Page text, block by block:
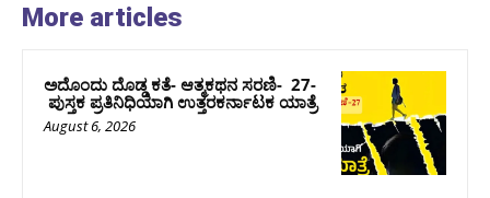
More articles
ಅದೊಂದು ದೊಡ್ಡ ಕತೆ- ಆತ್ಮಕಥನ ಸರಣಿ- 27-
ಪುಸ್ತಕ ಪ್ರತಿನಿಧಿಯಾಗಿ ಉತ್ತರಕರ್ನಾಟಕ ಯಾತ್ರೆ
August 6, 2026